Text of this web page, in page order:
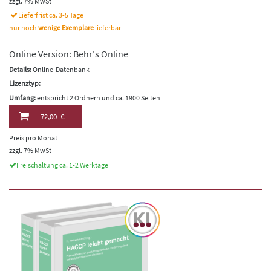
Lieferfrist ca. 3-5 Tage
nur noch wenige Exemplare lieferbar
Online Version: Behr's Online
Details:Online-Datenbank
Lizenztyp:
Umfang:entspricht 2 Ordnern und ca. 1900 Seiten
72,00 €
Preis pro Monat
zzgl. 7% MwSt
Freischaltung ca. 1-2 Werktage